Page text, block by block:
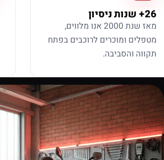
26+ שנות ניסיון
מאז שנת 2000 אנו מלווים,
מטפלים ומוכרים לרוכבים בפתח
תקווה והסביבה.